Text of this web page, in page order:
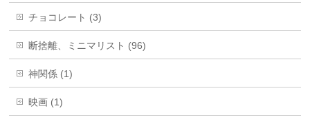
チョコレート (3)
断捨離、ミニマリスト (96)
神関係 (1)
映画 (1)